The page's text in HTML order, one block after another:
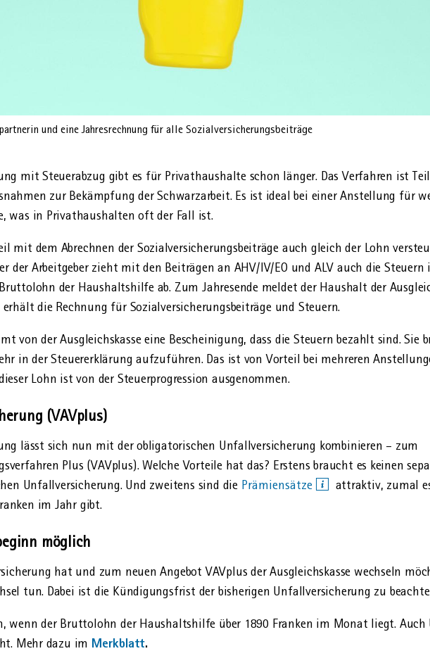
und eine Jahresrechnung für alle Sozialversicherungsbeiträge
mit Steuer­abzug gibt es für Privat­haushalte schon länger. Das Verfahren ist
zur Bekämpfung der Schwarz­arbeit. Es ist ideal bei einer Anstellung für
was in Privat­haushalten oft der Fall ist.
mit dem Abrechnen der Sozial­versicherungs­beiträge auch gleich der Lohn
der Arbeitgeber zieht mit den Beiträgen an AHV/IV/EO und ALV auch die Steuern
der Haushaltshilfe ab. Zum Jahresende meldet der Haushalt der
erhält die Rechnung für Sozial­versicherungs­beiträge und Steuern.
von der Ausgleichs­kasse eine Bescheinigung, dass die Steuern bezahlt sind. Sie
in der Steuer­erklärung aufzuführen. Das ist von Vorteil bei mehreren
Lohn ist von der Steuer­progression ausgenommen.
(VAVplus)
lässt sich nun mit der obligatorischen Unfall­versicherung kombinieren – zum
Plus (VAVplus). Welche Vorteile hat das? Erstens braucht es keinen
Unfall­versicherung. Und zweitens sind die Prämiensätze
attraktiv, zumal
im Jahr gibt.
möglich
hat und zum neuen Angebot VAVplus der Ausgleichs­kasse wechseln
tun. Dabei ist die Kündigungsfrist der bisherigen Unfall­versicherung zu
wenn der Bruttolohn der Haushaltshilfe über 1890 Franken im Monat liegt. Auch
Mehr dazu im Merkblatt.